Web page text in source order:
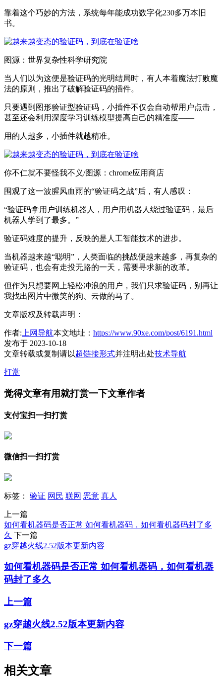
靠着这个巧妙的方法，系统每年能成功数字化230多万本旧
书。
图源：世界复杂性科学研究院
当人们以为这便是验证码的光明结局时，有人本着魔法打败魔
法的原则，推出了破解验证码的插件。
只要遇到图形验证型验证码，小插件不仅会自动帮用户点击，
甚至还会利用深度学习训练模型提高自己的精准度——
用的人越多，小插件就越精准。
你不仁就不要怪我不义/图源：chrome应用商店
围观了这一波腥风血雨的“验证码之战”后，有人感叹：
“验证码拿用户训练机器人，用户用机器人绕过验证码，最后
机器人学到了最多。”
验证码难度的提升，反映的是人工智能技术的进步。
当机器越来越“聪明”，人类面临的挑战便越来越多，再复杂的
验证码，也会有走投无路的一天，需要寻求新的改革。
但作为只想要网上轻松冲浪的用户，我们只求验证码，别再让
我找出图片中微笑的狗、云做的马了。
文章版权及转载声明：
作者: 上网导航本文地址： https://www.90xe.com/post/6191.html
发布于 2023-10-18
文章转载或复制请以超链接形式并注明出处技术导航
打赏
觉得文章有用就打赏一下文章作者
支付宝扫一扫打赏
微信扫一扫打赏
标签： 验证 网民 联网 恶意 真人
上一篇
如何看机器码是否正常 如何看机器码，如何看机器码封了多
久 下一篇
gz穿越火线2.52版本更新内容
如何看机器码是否正常 如何看机器码，如何看机器
码封了多久
上一篇
gz穿越火线2.52版本更新内容
下一篇
相关文章